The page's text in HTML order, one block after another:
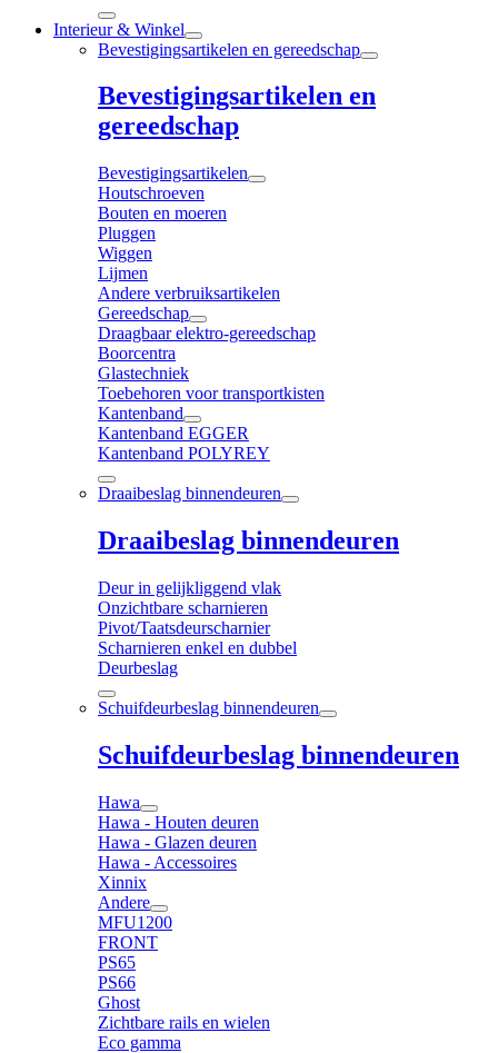
Interieur & Winkel
Bevestigingsartikelen en gereedschap
Bevestigingsartikelen en
gereedschap
Bevestigingsartikelen
Houtschroeven
Bouten en moeren
Pluggen
Wiggen
Lijmen
Andere verbruiksartikelen
Gereedschap
Draagbaar elektro-gereedschap
Boorcentra
Glastechniek
Toebehoren voor transportkisten
Kantenband
Kantenband EGGER
Kantenband POLYREY
Draaibeslag binnendeuren
Draaibeslag binnendeuren
Deur in gelijkliggend vlak
Onzichtbare scharnieren
Pivot/Taatsdeurscharnier
Scharnieren enkel en dubbel
Deurbeslag
Schuifdeurbeslag binnendeuren
Schuifdeurbeslag binnendeuren
Hawa
Hawa - Houten deuren
Hawa - Glazen deuren
Hawa - Accessoires
Xinnix
Andere
MFU1200
FRONT
PS65
PS66
Ghost
Zichtbare rails en wielen
Eco gamma